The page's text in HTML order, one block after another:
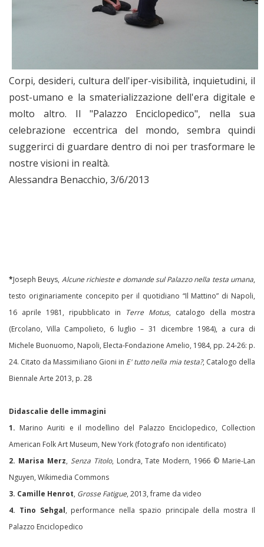
Corpi, desideri, cultura dell'iper-visibilità, inquietudini, il
post-umano e la smaterializzazione dell'era digitale e
molto altro. Il "Palazzo Enciclopedico", nella sua
celebrazione eccentrica del mondo, sembra quindi
suggerirci di guardare dentro di noi per trasformare le
nostre visioni in realtà.
Alessandra Benacchio, 3/6/2013
*Joseph Beuys, Alcune richieste e domande sul Palazzo nella testa umana,
testo originariamente concepito per il quotidiano “Il Mattino” di Napoli,
16 aprile 1981, ripubblicato in
Terre Motus, catalogo della mostra
(Ercolano, Villa Campolieto, 6 luglio – 31 dicembre 1984), a cura di
Michele Buonuomo, Napoli, Electa-Fondazione Amelio, 1984, pp. 24-26: p.
24. Citato da Massimiliano Gioni in E' tutto nella mia testa?, Catalogo della
Biennale Arte 2013, p. 28
Didascalie delle immagini
1. Marino Auriti e il modellino del Palazzo Enciclopedico, Collection
American Folk Art Museum, New York (fotografo non identificato)
2. Marisa Merz, Senza Titolo, Londra, Tate Modern, 1966 © Marie-Lan
Nguyen, Wikimedia Commons
3. Camille Henrot, Grosse Fatigue, 2013, frame da video
4. Tino Sehgal, performance nella spazio principale della mostra Il
Palazzo Enciclopedico